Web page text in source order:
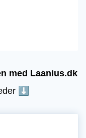
med Laanius.dk
⬇